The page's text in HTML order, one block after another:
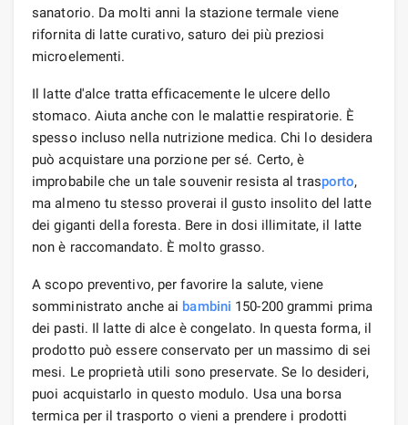
sanatorio. Da molti anni la stazione termale viene
rifornita di latte curativo, saturo dei più preziosi
microelementi.
Il latte d'alce tratta efficacemente le ulcere dello
stomaco. Aiuta anche con le malattie respiratorie. È
spesso incluso nella nutrizione medica. Chi lo desidera
può acquistare una porzione per sé. Certo, è
improbabile che un tale souvenir resista al trasporto,
ma almeno tu stesso proverai il gusto insolito del latte
dei giganti della foresta. Bere in dosi illimitate, il latte
non è raccomandato. È molto grasso.
A scopo preventivo, per favorire la salute, viene
somministrato anche ai bambini 150-200 grammi prima
dei pasti. Il latte di alce è congelato. In questa forma, il
prodotto può essere conservato per un massimo di sei
mesi. Le proprietà utili sono preservate. Se lo desideri,
puoi acquistarlo in questo modulo. Usa una borsa
termica per il trasporto o vieni a prendere i prodotti